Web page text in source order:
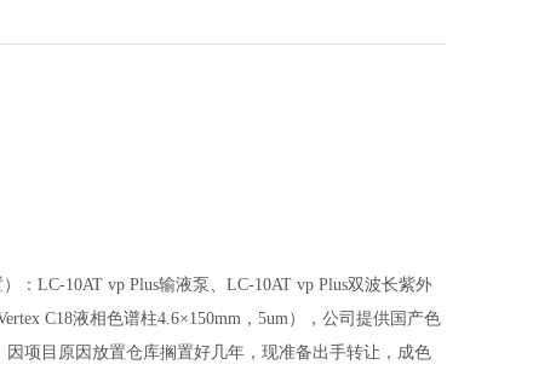
：LC-10AT vp Plus输液泵、LC-10AT vp Plus双波长紫外
C18液相色谱柱4.6×150mm，5um），公司提供国产色
项目原因放置仓库搁置好几年，现准备出手转让，成色